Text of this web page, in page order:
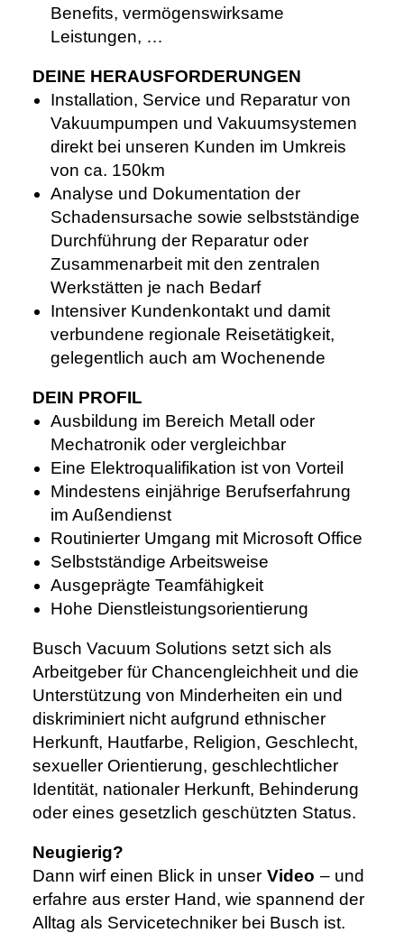
Benefits, vermögenswirksame
Leistungen, …
DEINE HERAUSFORDERUNGEN
Installation, Service und Reparatur von
Vakuumpumpen und Vakuumsystemen
direkt bei unseren Kunden im Umkreis
von ca. 150km
Analyse und Dokumentation der
Schadensursache sowie selbstständige
Durchführung der Reparatur oder
Zusammenarbeit mit den zentralen
Werkstätten je nach Bedarf
Intensiver Kundenkontakt und damit
verbundene regionale Reisetätigkeit,
gelegentlich auch am Wochenende
DEIN PROFIL
Ausbildung im Bereich Metall oder
Mechatronik oder vergleichbar
Eine Elektroqualifikation ist von Vorteil
Mindestens einjährige Berufserfahrung
im Außendienst
Routinierter Umgang mit Microsoft Office
Selbstständige Arbeitsweise
Ausgeprägte Teamfähigkeit
Hohe Dienstleistungsorientierung
Busch Vacuum Solutions setzt sich als
Arbeitgeber für Chancengleichheit und die
Unterstützung von Minderheiten ein und
diskriminiert nicht aufgrund ethnischer
Herkunft, Hautfarbe, Religion, Geschlecht,
sexueller Orientierung, geschlechtlicher
Identität, nationaler Herkunft, Behinderung
oder eines gesetzlich geschützten Status.
Neugierig?
Dann wirf einen Blick in unser Video – und
erfahre aus erster Hand, wie spannend der
Alltag als Servicetechniker bei Busch ist.